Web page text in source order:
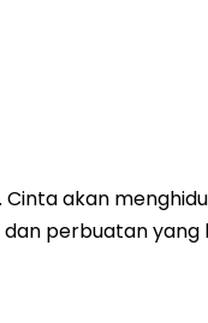
akan
perbuatan yang